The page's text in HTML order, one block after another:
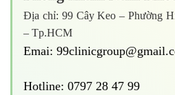
Địa chỉ: 99 Cây Keo – Phường
– Tp.HCM
Emai:
Hotline: 0797 28 47 99